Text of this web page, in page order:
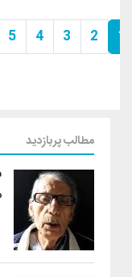
Pagination
1
2
3
4
5
مطالب پربازدید